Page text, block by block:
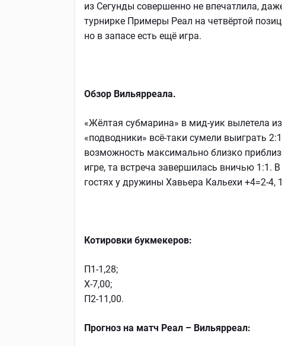
из Сегунды совершенно не впечатлила,
турнирке Примеры Реал на четвёртой
но в запасе есть ещё игра.
Обзор Вильярреала.
«Жёлтая субмарина» в мид-уик вылетела
«подводники» всё-таки сумели выиграть
возможность максимально близко
игре, та встреча завершилась вничью 1:1.
гостях у дружины Хавьера Кальехи +4=2-4,
Котировки букмекеров:
П1-1,28;
Х-7,00;
П2-11,00.
Прогноз на матч Реал – Вильярреал: